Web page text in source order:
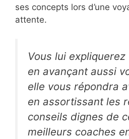
ses concepts lors d’une
attente.
Vous lui
en avançant aussi
elle vous répondra
en assortissant les
conseils dignes de
meilleurs coaches